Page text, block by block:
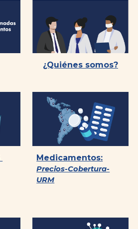
¿Quiénes somos?
Medicamentos:
Precios-Cobertura-
URM